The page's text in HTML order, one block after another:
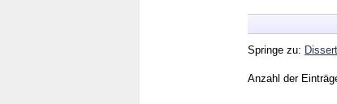
Springe zu:
Anzahl der